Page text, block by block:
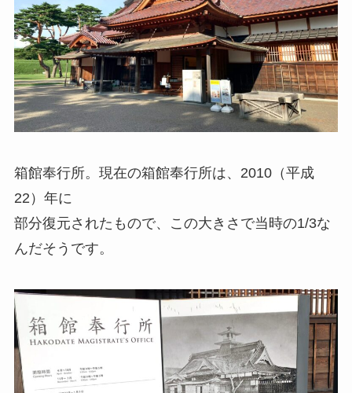
箱館奉行所。現在の箱館奉行所は、2010（平成
22）年に
部分復元されたもので、この大きさで当時の1/3な
んだそうです。